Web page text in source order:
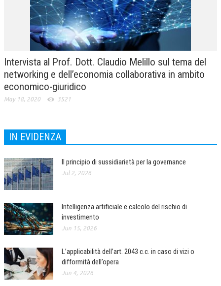
Intervista al Prof. Dott. Claudio Melillo sul tema del
networking e dell’economia collaborativa in ambito
economico-giuridico
May 18, 2020 3521
IN EVIDENZA
Il principio di sussidiarietà per la governance
Jul 2, 2026
Intelligenza artificiale e calcolo del rischio di
investimento
Jun 15, 2026
L’applicabilità dell’art. 2043 c.c. in caso di vizi o
difformità dell’opera
Jun 4, 2026